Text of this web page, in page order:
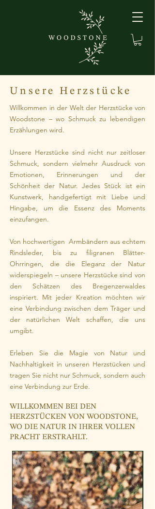
Unsere Herzstücke
Willkommen in der Welt der Herzstücke von
Woodstone – wo Schmuck zu lebendigen
Erzählungen wird.
Unsere Herzstücke sind nicht nur zeitloser
Schmuck, sondern vielmehr Ausdruck von
Emotionen, Erinnerungen und der
Schönheit der Natur. Jedes Stück ist ein
Kunstwerk, handgefertigt mit Liebe und
Hingabe, um die Essenz des Moments
einzufangen.
Von hochwertigen Armbändern aus echtem
Rindsleder, bis zu filigranen Blätter-
Ohrringen, die die Eleganz der Natur
widerspiegeln – unsere Herzstücke sind von
den Schätzen des Bregenzerwaldes
inspiriert. Mit jeder Kreation möchten wir
eine Verbindung zwischen dem Träger und
der natürlichen Welt schaffen, die uns
umgibt.
Erleben Sie die Magie von Natur und
Nachhaltigkeit in unseren Herzstücken und
tragen Sie nicht nur Schmuck, sondern auch
eine Verbindung zur Erde.
WILLKOMMEN BEI DEN
HERZSTÜCKEN VON WOODSTONE,
WO DIE NATUR IN IHRER VOLLEN
PRACHT ERSTRAHLT.